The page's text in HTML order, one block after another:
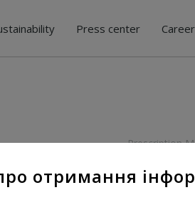
Press center Career
Prescription
отримання